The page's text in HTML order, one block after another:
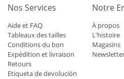
Nos Services
Aide et FAQ
Tableaux des tailles
Conditions du bon
Expédition et livraison
Retours
Etiqueta de devolución
Notre
À propos
L'histoire
Magasins